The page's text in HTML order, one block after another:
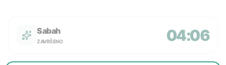
Sabah
ZAVRŠENO 04:06